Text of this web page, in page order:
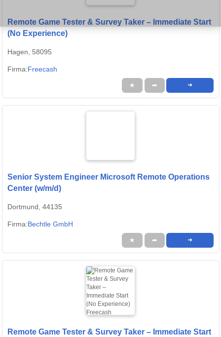
Remote Game Tester & Survey Taker – Immediate Start
(No Experience)
Hagen, 58095
Firma:Freecash
★ ➦ ➜
Senior System Engineer Microsoft Remote Operations
Center (w/m/d)
Dortmund, 44135
Firma:Bechtle GmbH
★ ➦ ➜
Remote Game Tester & Survey Taker – Immediate Start